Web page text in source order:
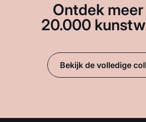
Ontdek
20.000
Bekijk de volledige